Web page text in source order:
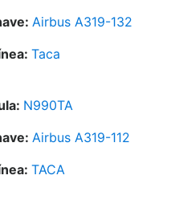
Airbus A319-132
Taca
N990TA
Airbus A319-112
TACA